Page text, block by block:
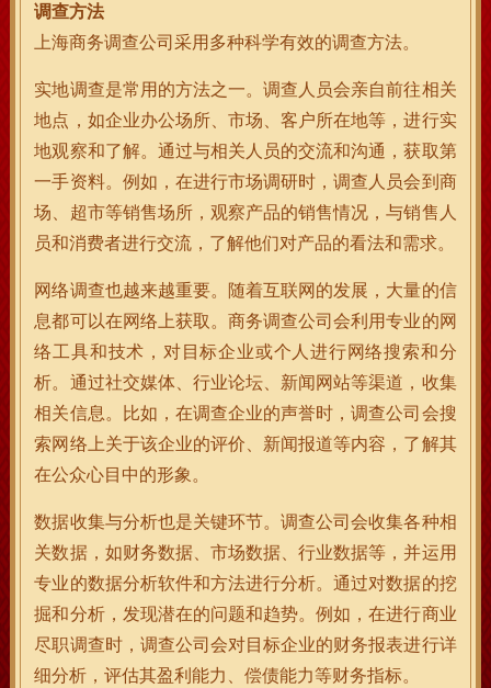
调查方法
上海商务调查公司采用多种科学有效的调查方法。
实地调查是常用的方法之一。调查人员会亲自前往相关
地点，如企业办公场所、市场、客户所在地等，进行实
地观察和了解。通过与相关人员的交流和沟通，获取第
一手资料。例如，在进行市场调研时，调查人员会到商
场、超市等销售场所，观察产品的销售情况，与销售人
员和消费者进行交流，了解他们对产品的看法和需求。
网络调查也越来越重要。随着互联网的发展，大量的信
息都可以在网络上获取。商务调查公司会利用专业的网
络工具和技术，对目标企业或个人进行网络搜索和分
析。通过社交媒体、行业论坛、新闻网站等渠道，收集
相关信息。比如，在调查企业的声誉时，调查公司会搜
索网络上关于该企业的评价、新闻报道等内容，了解其
在公众心目中的形象。
数据收集与分析也是关键环节。调查公司会收集各种相
关数据，如财务数据、市场数据、行业数据等，并运用
专业的数据分析软件和方法进行分析。通过对数据的挖
掘和分析，发现潜在的问题和趋势。例如，在进行商业
尽职调查时，调查公司会对目标企业的财务报表进行详
细分析，评估其盈利能力、偿债能力等财务指标。